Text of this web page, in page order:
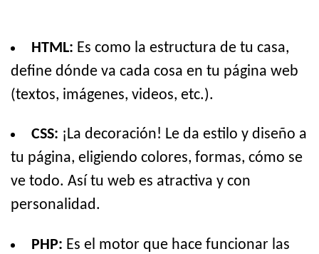
HTML: Es como la estructura de tu casa,
define dónde va cada cosa en tu página web
(textos, imágenes, videos, etc.).
CSS: ¡La decoración! Le da estilo y diseño a
tu página, eligiendo colores, formas, cómo se
ve todo. Así tu web es atractiva y con
personalidad.
PHP: Es el motor que hace funcionar las